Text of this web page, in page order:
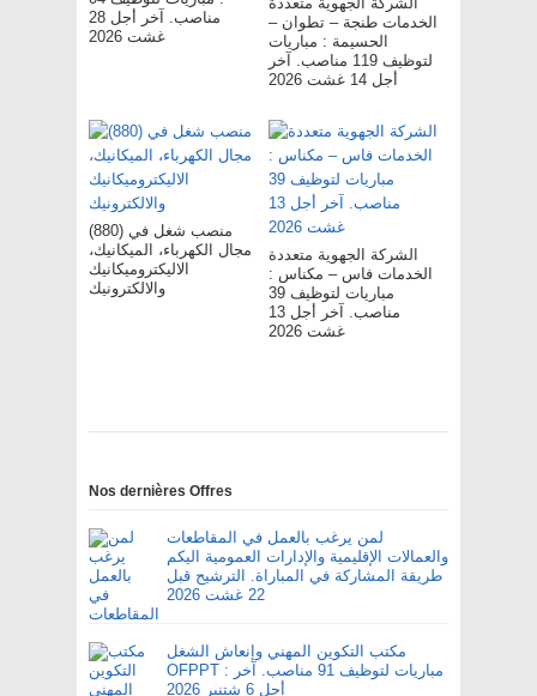
مناصب. آخر أجل 28
غشت 2026
الخدمات طنجة – تطوان –
الحسيمة : مباريات
لتوظيف 119 مناصب. آخر
أجل 14 غشت 2026
(880) منصب شغل في
مجال الكهرباء، الميكانيك،
الاليكتروميكانيك
والالكترونيك
الشركة الجهوية متعددة
الخدمات فاس – مکناس :
مباريات لتوظيف 39
مناصب. آخر أجل 13
غشت 2026
Nos dernières Offres
لمن يرغب بالعمل في المقاطعات
والعمالات الإقليمية والإدارات العمومية اليكم
طريقة المشاركة في المباراة. الترشيح قبل
22 غشت 2026
مكتب التكوين المهني وإنعاش الشغل
OFPPT : مباريات لتوظيف 91 مناصب. آخر
أجل 6 شتنبر 2026